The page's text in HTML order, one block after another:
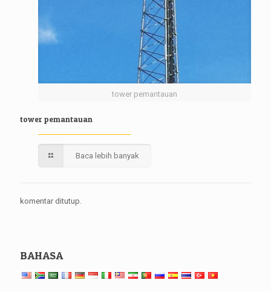
tower pemantauan
tower pemantauan
Baca lebih banyak
komentar ditutup.
BAHASA